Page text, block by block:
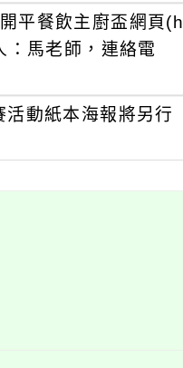
平餐飲主廚盃網頁(h
馬老師，連絡電
動紙本海報將另行